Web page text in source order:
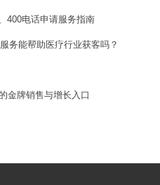
400电话申请服务指南
务能帮助医疗行业获客吗？
金牌销售与增长入口